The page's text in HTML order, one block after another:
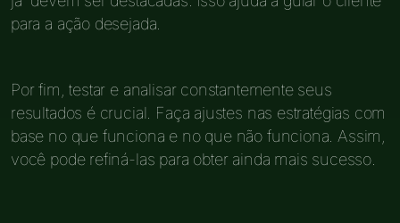
para a ação desejada.
Por fim, testar e analisar constantemente seus
resultados é crucial. Faça ajustes nas estratégias com
base no que funciona e no que não funciona. Assim,
você pode refiná-las para obter ainda mais sucesso.